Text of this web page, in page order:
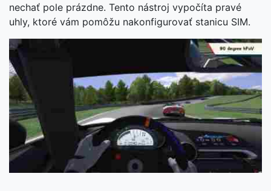
nechať pole prázdne. Tento nástroj vypočíta pravé
uhly, ktoré vám pomôžu nakonfigurovať stanicu SIM.